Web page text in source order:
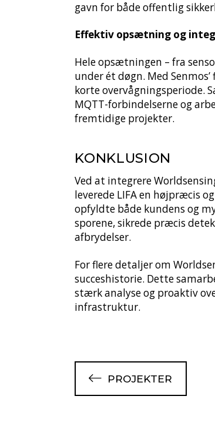
gavn for både offentlig
Effektiv opsætning og
Hele opsætningen – fra
under ét døgn. Med
korte overvågningsperiode.
MQTT-forbindelserne og
fremtidige projekter.
KONKLUSION
Ved at integrere
leverede LIFA en højpræcis
opfyldte både kundens og
sporene, sikrede præcis
afbrydelser.
For flere detaljer om
succeshistorie. Dette
stærk analyse og proaktiv
infrastruktur.
PROJEKTER